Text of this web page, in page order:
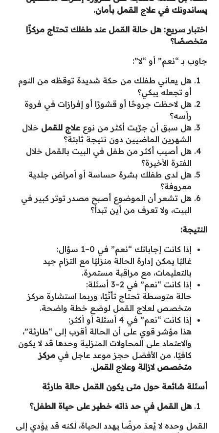
يساندونك في علاج القمل بأمان.
اختبار سريع: هل حالة القمل عند طفلك تحتاج مركزًا
متخصصًا؟
جاوب بـ “نعم” أو “لا”:
هل يعاني طفلك من حكة شديدة توقظه من النوم
أو تجعله يبكي؟
هل لاحظت جروحًا أو قشورًا أو إفرازات في فروة
رأسه؟
هل سبق أن جرّبت أكثر من نوع علاج للقمل خلال
الشهرين الماضيين دون نتيجة ثابتة؟
هل أصيب أكثر من طفل في البيت بالقمل خلال
الفترة الأخيرة؟
هل لدى طفلك بشرة حساسة أو أمراض جلدية
معروفة؟
هل تشعر أن الموضوع أصبح مصدر توتر كبير في
البيت، ولا تعرف من أين تبدأ؟
النتيجة:
إذا كانت إجاباتك “نعم” في 0–1 سؤال:
غالبًا يمكن إدارة الحالة منزليًا مع التزام جيد
بالتعليمات، مع مراقبة مستمرة.
إذا كانت “نعم” في 2–3 أسئلة:
حالة متوسطة تحتاج تأنّيًا، وربما استشارة مركز
متخصص لعلاج القمل لوضع خطة واضحة.
إذا كانت “نعم” في 4 أسئلة أو أكثر:
هذا مؤشر قوي على أن الحالة أقرب إلى “طارئة”،
والاعتماد على المحاولات المنزلية وحدها قد لا يكون
كافيًا. من الأفضل حجز موعد عاجل في مركز
متخصص لازالة وعلاج القمل.
أسئلة شائعة حول متى يكون القمل حالة طارئة
هل القمل في حد ذاته خطير على حياة الطفل؟
القمل وحده لا يُعدّ مرضًا يهدد الحياة، لكنه قد يؤدي إلى